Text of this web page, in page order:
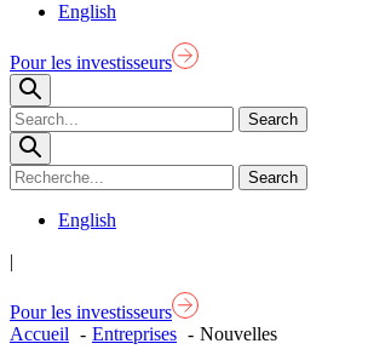
English
Pour les investisseurs
English
|
Pour les investisseurs
Accueil
Entreprises Nouvelles